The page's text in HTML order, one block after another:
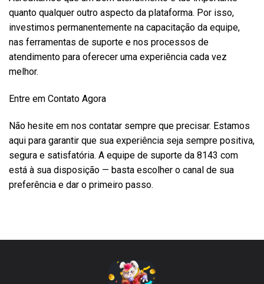
quanto qualquer outro aspecto da plataforma. Por isso,
investimos permanentemente na capacitação da equipe,
nas ferramentas de suporte e nos processos de
atendimento para oferecer uma experiência cada vez
melhor.
Entre em Contato Agora
Não hesite em nos contatar sempre que precisar. Estamos
aqui para garantir que sua experiência seja sempre positiva,
segura e satisfatória. A equipe de suporte da 8143 com
está à sua disposição — basta escolher o canal de sua
preferência e dar o primeiro passo.